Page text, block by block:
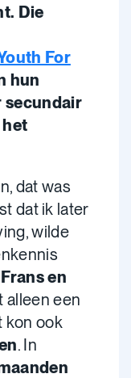
Die
For
hun
secundair
dat was
dat ik later
wilde
en
alleen een
kon ook
. In